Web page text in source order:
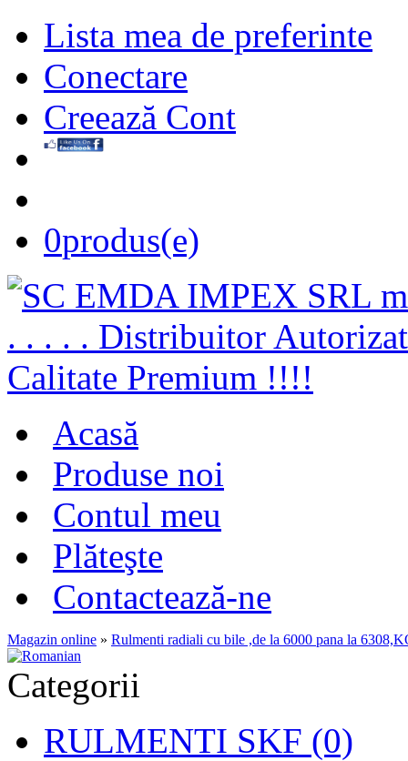
Lista mea de preferinte
Conectare
Creează Cont
0produs(e)
Acasă
Produse noi
Contul meu
Plăteşte
Contactează-ne
Magazin online » Rulmenti radiali cu bile ,de la 6000 pana la
Categorii
RULMENTI SKF (0)